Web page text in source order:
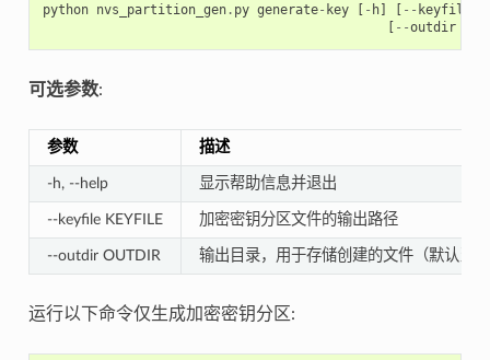
python nvs_partition_gen. py generate- key [ - h] [ -- keyfile
[ --outdir
可选参数:
参数 描述
-h, --help 显示帮助信息并退出
--keyfile KEYFILE 加密密钥分区文件的输出路径
--outdir OUTDIR 输出目录，用于存储创建的文件（默认当
运行以下命令仅生成加密密钥分区: